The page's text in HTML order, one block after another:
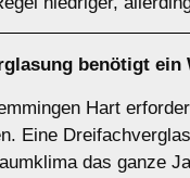
benötigt ein
Hart
Eine
das ganze